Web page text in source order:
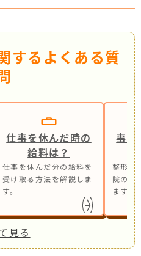
するよくある質
仕事を休んだ時の
給料は？
仕事を休んだ分の給料を
受け取る方法を解説しま
す。
事故
整形外
院の併
ます。
見る